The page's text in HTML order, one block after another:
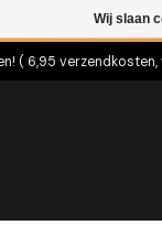
( 6,95
Wij slaan